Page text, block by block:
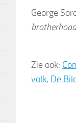
George
brotherhood
Zie ook:
volk, De